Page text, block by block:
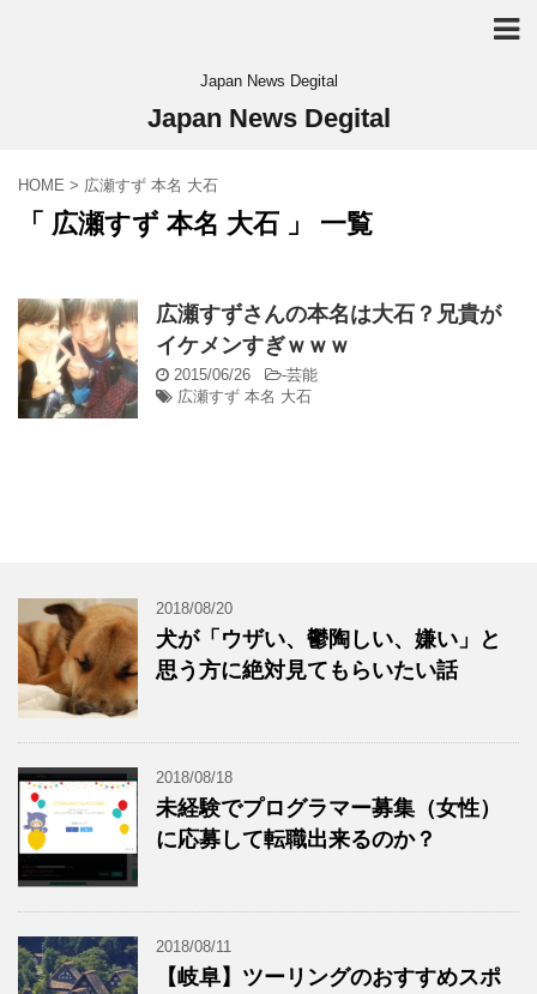
Japan News Degital
Japan News Degital
HOME > 広瀬すず 本名 大石
「 広瀬すず 本名 大石 」 一覧
広瀬すずさんの本名は大石？兄貴が
イケメンすぎｗｗｗ
2015/06/26 -芸能
広瀬すず 本名 大石
2018/08/20
犬が「ウザい、鬱陶しい、嫌い」と
思う方に絶対見てもらいたい話
2018/08/18
未経験でプログラマー募集（女性）
に応募して転職出来るのか？
2018/08/11
【岐阜】ツーリングのおすすめスポ